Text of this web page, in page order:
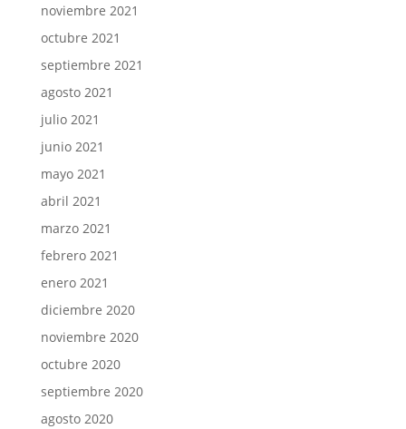
noviembre 2021
octubre 2021
septiembre 2021
agosto 2021
julio 2021
junio 2021
mayo 2021
abril 2021
marzo 2021
febrero 2021
enero 2021
diciembre 2020
noviembre 2020
octubre 2020
septiembre 2020
agosto 2020